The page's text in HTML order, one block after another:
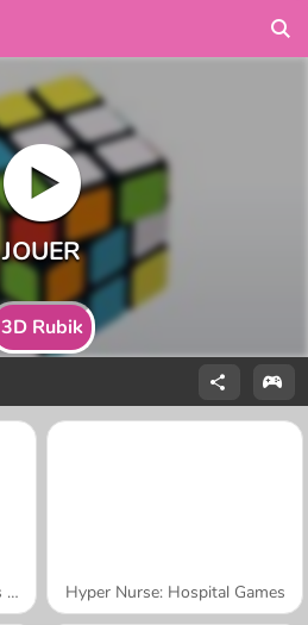
3D Rubik
Teacher Simulator Christmas Exam Hyper Nurse: Hospital Games